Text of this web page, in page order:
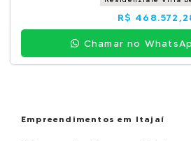
R$
Chamar no
Empreendimentos em Itajaí